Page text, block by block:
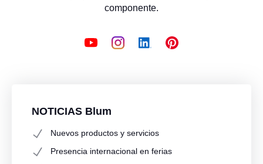
componente.
NOTICIAS Blum
Nuevos productos y servicios
Presencia internacional en ferias